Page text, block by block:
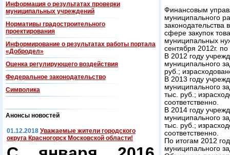
Информация о результатах проверки
муниципальных учреждений
Нормативы градостроительного
проектирования
Информирование о результатах работы портала
«Добродел»
Оценка регулирующего воздействия
Федеральнoe законодательство
Символика
Анонсы новостей
01.12.2018 Уважаемые жители городского
округа Красногорск Московской области!
Финансовым
муниципального
сфере закупок
муниципальных
сентября 2012г.
В 2012 году
муниципального
руб.;
В 2013 году
муниципального
тыс. руб.;
соответственно.
В 2014 году
муниципального
тыс. руб.;
соответственно.
По итогам 2012
муниципального